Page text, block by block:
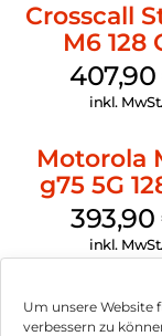
Um unsere Website
verbessern zu
Crosscall
M6 128
407,90
inkl. MwSt.
Motorola
g75 5G
Charcoal
393,90
inkl. MwSt.